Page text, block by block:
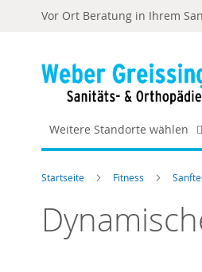
Vor Ort Beratung in Ihrem
Weitere Standorte wählen
Startseite Fitness